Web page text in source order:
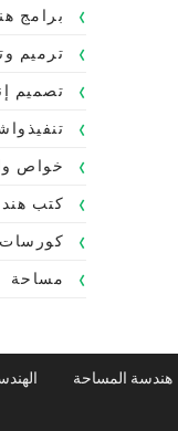
برامج
ترميم
تصميم
خواص
كتب
مساحة
هندسة المساحة